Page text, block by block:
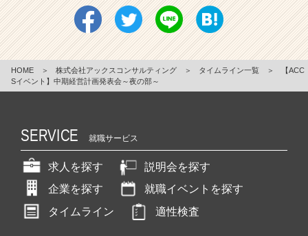
HOME ＞ 株式会社アックスコンサルティング ＞ タイムライン一覧 ＞
【ACC
Sイベント】中期経営計画発表会～夜の部～
SERVICE 就職サービス
求人を探す
説明会を探す
企業を探す
就職イベントを探す
タイムライン
適性検査